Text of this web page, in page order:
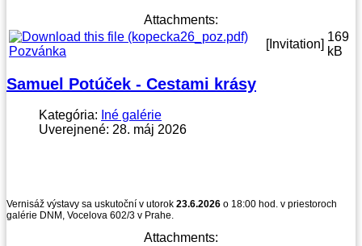
Attachments:
Pozvánka
[Invitation]
169
kB
Samuel Potúček - Cestami krásy
Kategória: Iné galérie
Uverejnené: 28. máj 2026
Vernisáž výstavy sa uskutoční v utorok 23.6.2026 o 18:00 hod. v priestoroch
galérie DNM, Vocelova 602/3 v Prahe.
Attachments: